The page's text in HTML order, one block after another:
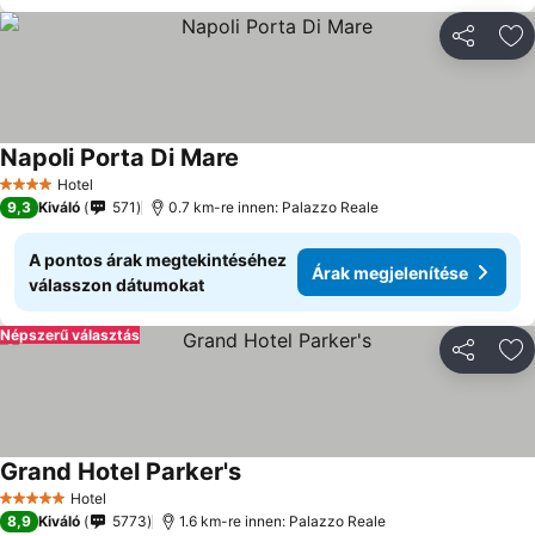
4 KategóriaHotel
Napoli Porta Di Mare
9,3 Kiváló 571 0.7 km-re innen: Palazzo Reale
A pontos árak megtekintéséhez
válasszon dátumokat
Árak megjelenítése
Népszerű választás
5 KategóriaHotel
Grand Hotel Parker's
8,9 Kiváló 5773 1.6 km-re innen: Palazzo Reale